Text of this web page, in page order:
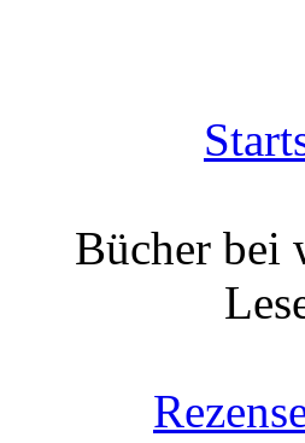
Bücher bei